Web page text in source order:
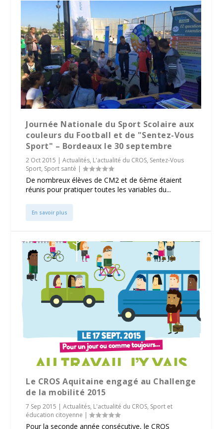
Journée Nationale du Sport Scolaire aux
couleurs du Football et de "Sentez-Vous
Sport" – Bordeaux le 30 septembre
2 Oct 2015 |Actualités, L'actualité du CROS, Sentez-Vous
Sport, Sport santé |
De nombreux élèves de CM2 et de 6ème étaient
réunis pour pratiquer toutes les variables du...
En savoir plus
Le CROS Aquitaine engagé au Challenge
de la mobilité 2015
7 Sep 2015 |Actualités, L'actualité du CROS, Sport et
éducation citoyenne |
Pour la seconde année consécutive, le CROS